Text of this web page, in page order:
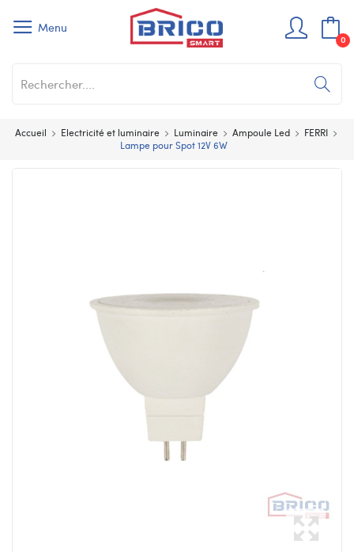
Menu
0
Accueil Electricité et luminaire Luminaire Ampoule Led
FERRI
Lampe pour Spot 12V 6W